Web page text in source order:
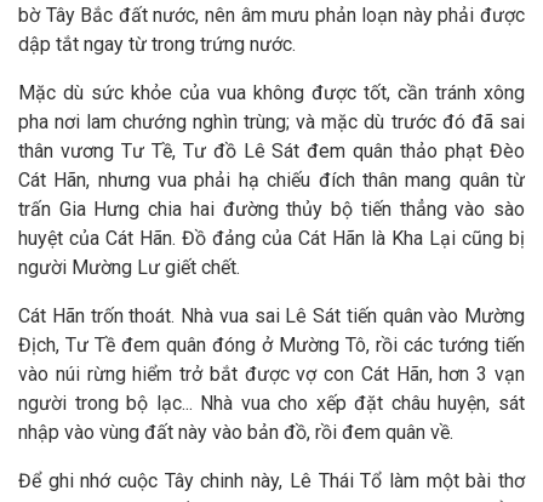
bờ Tây Bắc đất nước, nên âm mưu phản loạn này phải được
dập tắt ngay từ trong trứng nước.
Mặc dù sức khỏe của vua không được tốt, cần tránh xông
pha nơi lam chướng nghìn trùng; và mặc dù trước đó đã sai
thân vương Tư Tề, Tư đồ Lê Sát đem quân thảo phạt Đèo
Cát Hãn, nhưng vua phải hạ chiếu đích thân mang quân từ
trấn Gia Hưng chia hai đường thủy bộ tiến thẳng vào sào
huyệt của Cát Hãn. Đồ đảng của Cát Hãn là Kha Lại cũng bị
người Mường Lư giết chết.
Cát Hãn trốn thoát. Nhà vua sai Lê Sát tiến quân vào Mường
Địch, Tư Tề đem quân đóng ở Mường Tô, rồi các tướng tiến
vào núi rừng hiểm trở bắt được vợ con Cát Hãn, hơn 3 vạn
người trong bộ lạc... Nhà vua cho xếp đặt châu huyện, sát
nhập vào vùng đất này vào bản đồ, rồi đem quân về.
Để ghi nhớ cuộc Tây chinh này, Lê Thái Tổ làm một bài thơ